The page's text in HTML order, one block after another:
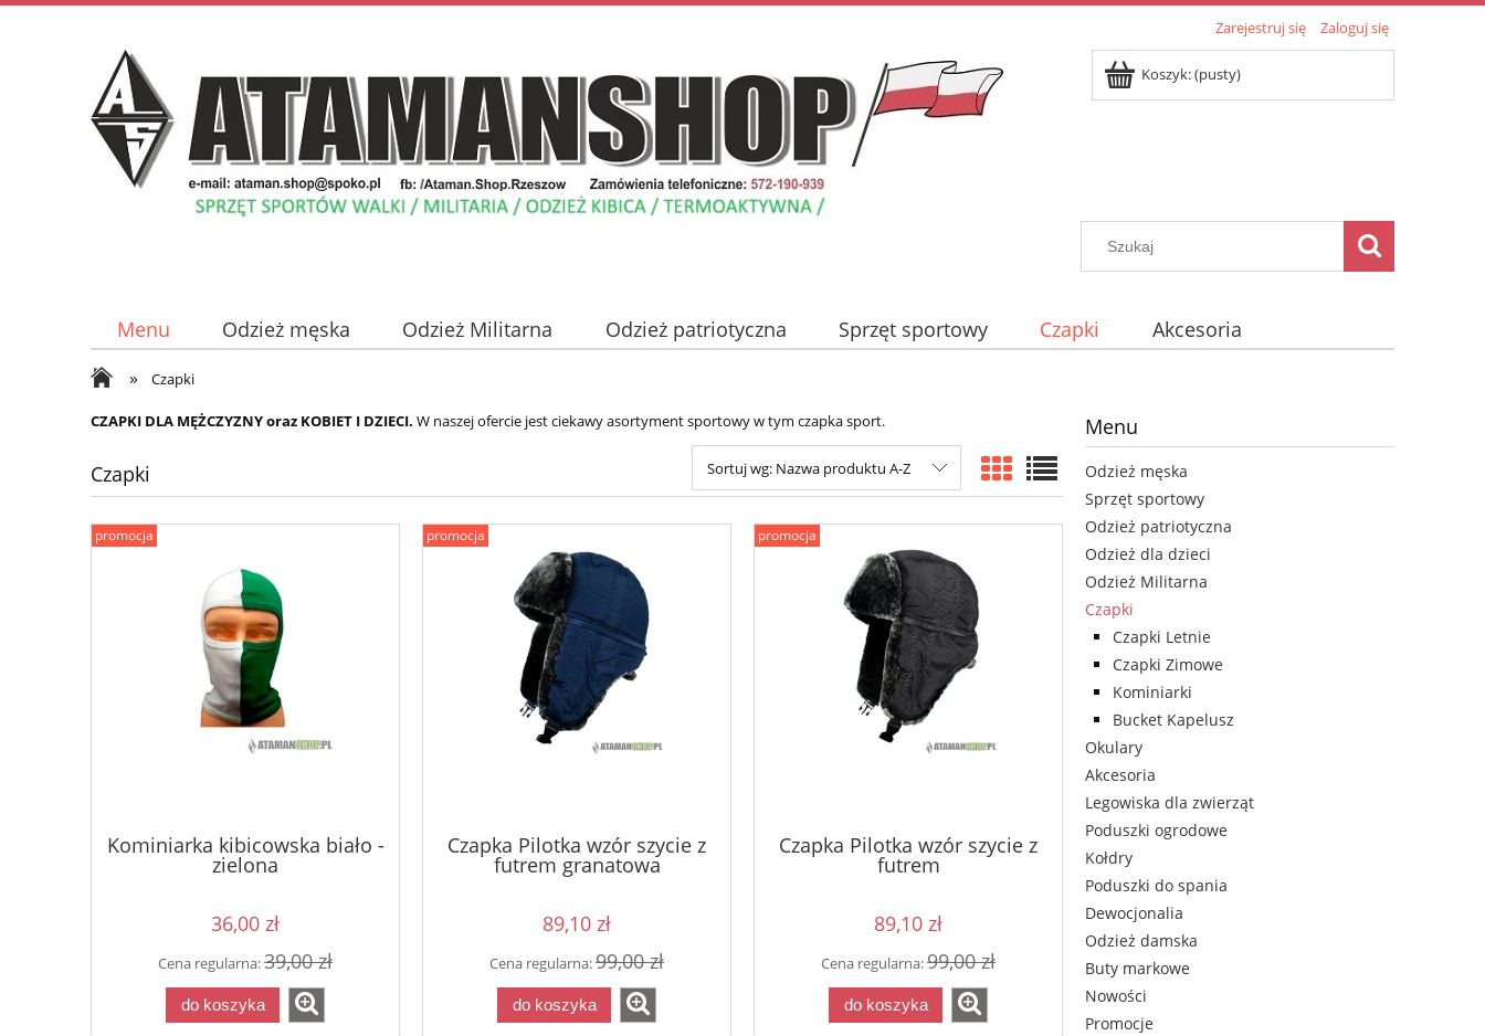
Zarejestruj się Zaloguj się
Koszyk:(pusty)
Menu Odzież męska Odzież Militarna Odzież patriotyczna Sprzęt sportowy Czapki
Akcesoria
Odzież damska
» Czapki
CZAPKI DLA MĘŻCZYZNY oraz KOBIET I DZIECI. W naszej ofercie jest ciekawy asortyment sportowy w tym czapka sport.
Czapki Sortuj wg: Nazwa produktu A-Z
Kominiarka kibicowska biało -
zielona
36,00 zł
Cena regularna:39,00 zł
do koszyka
promocja
Czapka Pilotka wzór szycie z
futrem granatowa
89,10 zł
Cena regularna:99,00 zł
do koszyka
promocja
Czapka Pilotka wzór szycie z
futrem
89,10 zł
Cena regularna:99,00 zł
do koszyka
promocja
Menu
Odzież męska
Sprzęt sportowy
Odzież patriotyczna
Odzież dla dzieci
Odzież Militarna
Czapki
Czapki Letnie
Czapki Zimowe
Kominiarki
Bucket Kapelusz
Okulary
Akcesoria
Legowiska dla zwierząt
Poduszki ogrodowe
Kołdry
Poduszki do spania
Dewocjonalia
Odzież damska
Buty markowe
Nowości
Promocje